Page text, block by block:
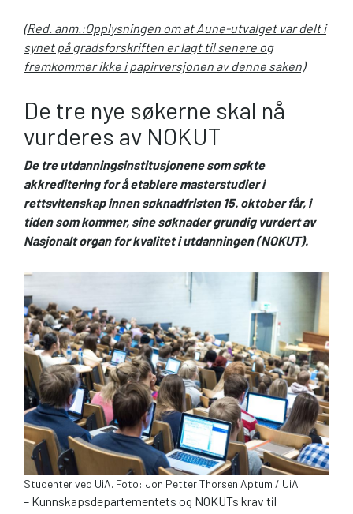
(Red. anm.:Opplysningen om at Aune-utvalget var delt i
synet på gradsforskriften er lagt til senere og
fremkommer ikke i papirversjonen av denne saken)
De tre nye søkerne skal nå
vurderes av NOKUT
De tre utdannings­institusjonene som søkte
akkreditering for å etablere masterstudier i
rettsvitenskap innen søknadfristen 15. oktober får, i
tiden som kommer, sine søknader grundig vurdert av
Nasjonalt organ for kvalitet i utdanningen (NOKUT).
Studenter ved UiA. Foto: Jon Petter Thorsen Aptum / UiA
– Kunnskapsdepartementets og NOKUTs krav til